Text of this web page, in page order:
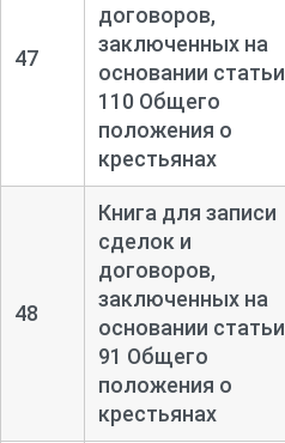
47
договоров,
заключенных на
основании статьи
110 Общего
положения о
крестьянах
48
Книга для записи
сделок и
договоров,
заключенных на
основании статьи
91 Общего
положения о
крестьянах